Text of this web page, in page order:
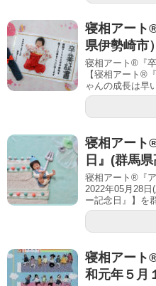
寝相アート
県伊勢崎市
寝相アート®『
【寝相アート®︎
ゃんの成長は早
寝相アート
日』(群馬
寝相アート®『
2022年05月28
ー記念日』】を
寝相アート
和元年５月